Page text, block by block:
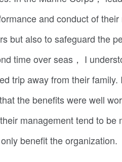
and conduct of
but also to safeguard the
time over seas， I
trip away from their
the benefits were well
management tend to
benefit the organization.